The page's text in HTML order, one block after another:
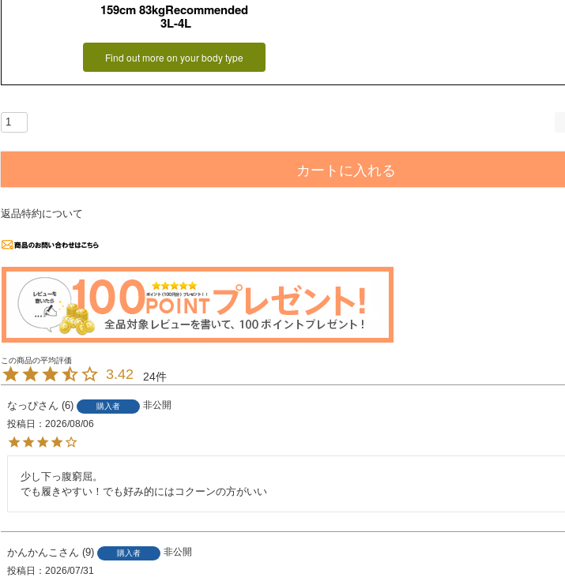
159cm 83kgRecommended
3L-4L
Find out more on your body type
カートに入れる
返品特約について
3.42 24
なっぴ 6 購入者
非公開
投稿日
2026/08/06
少し下っ腹窮屈。
でも履きやすい！でも好み的にはコクーンの方がいい
かんかんこ 9 購入者
非公開
投稿日
2026/07/31